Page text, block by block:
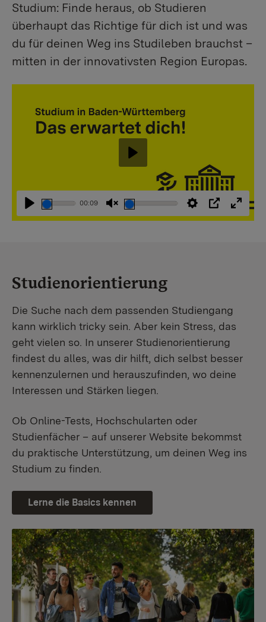
Studium: Finde heraus, ob Studieren
überhaupt das Richtige für dich ist und was
du für deinen Weg ins Studileben brauchst –
mitten in der innovativsten Region Europas.
Abspielen
00:09
StummschaltungEinstellungen
PIP
Abspielen
Studienorientierung
Die Suche nach dem passenden Studiengang
kann wirklich tricky sein. Aber kein Stress, das
geht vielen so. In unserer Studienorientierung
findest du alles, was dir hilft, dich selbst besser
kennenzulernen und herauszufinden, wo deine
Interessen und Stärken liegen.
Ob Online-Tests, Hochschularten oder
Studienfächer – auf unserer Website bekommst
du praktische Unterstützung, um deinen Weg ins
Studium zu finden.
Lerne die Basics kennen